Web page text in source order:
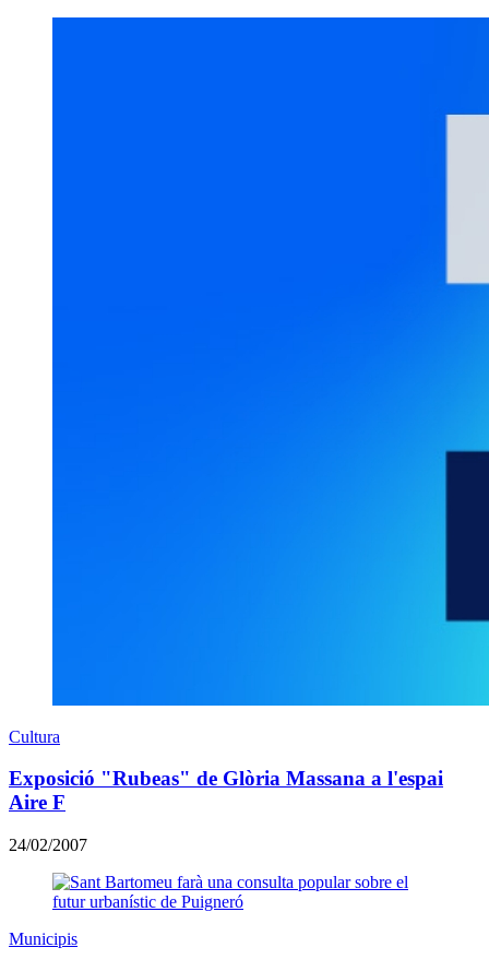
Cultura
Exposició "Rubeas" de Glòria Massana a l'espai
Aire F
24/02/2007
Municipis